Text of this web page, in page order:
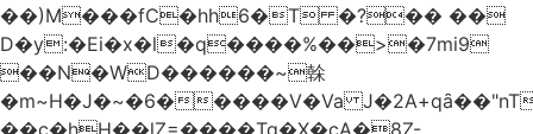
��)M���fC�hh6�T �?�� ��
D�y:�Ei�x�l�q����%��>�7mi9
��N�WD������~榦
�m~H�J�~�6�����V�Va
��c�hH��lZ=����Tq�X�cA�8Z-